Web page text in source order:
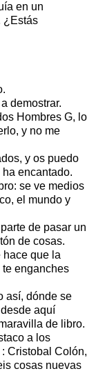
en un
¿Estás
demostrar.
Hombres G, lo
y no me
y os puedo
encantado.
se ve medios
el mundo y
de pasar un
de cosas.
hace que la
te enganches
así, dónde se
aquí
de libro.
a los
Cristobal Colón,
cosas nuevas